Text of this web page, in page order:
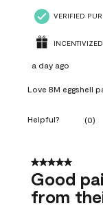
VERIFIED
a day ago
Love BM eggshell
Helpful? (0)
5 out of 5 stars.
Good
from